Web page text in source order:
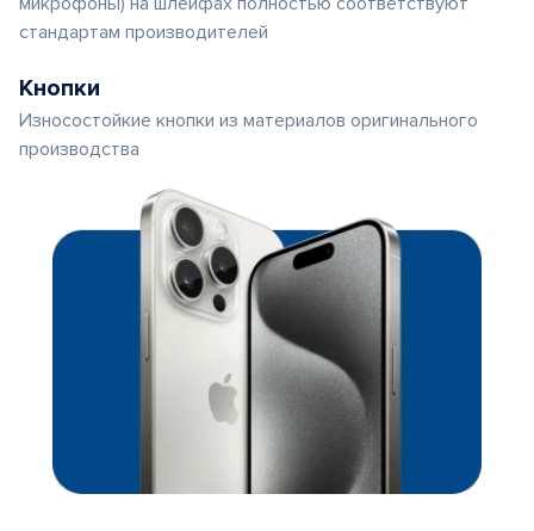
стандартам производителей
Кнопки
Износостойкие кнопки из материалов оригинального
производства